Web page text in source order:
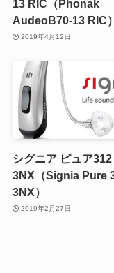
13 RIC（Phonak
AudeoB70-13 RIC）
2019年4月12日
シグニア ピュア312
3NX（Signia Pure
3NX）
2019年2月27日